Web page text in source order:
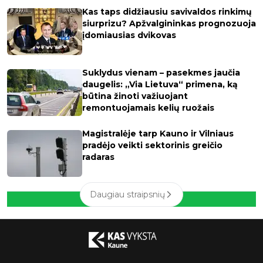
Kas taps didžiausiu savivaldos rinkimų
siurprizu? Apžvalgininkas prognozuoja
įdomiausias dvikovas
Suklydus vienam – pasekmes jaučia
daugelis: „Via Lietuva“ primena, ką
būtina žinoti važiuojant
remontuojamais kelių ruožais
Magistralėje tarp Kauno ir Vilniaus
pradėjo veikti sektorinis greičio
radaras
Daugiau straipsnių